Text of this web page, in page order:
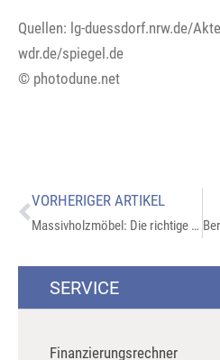
Quellen: lg-duessdorf.nrw.de/
wdr.de/spiegel.de
© photodune.net
VORHERIGER ARTIKEL
Massivholzmöbel: Die richtige Pflege
SERVICE
Finanzierungsrechner